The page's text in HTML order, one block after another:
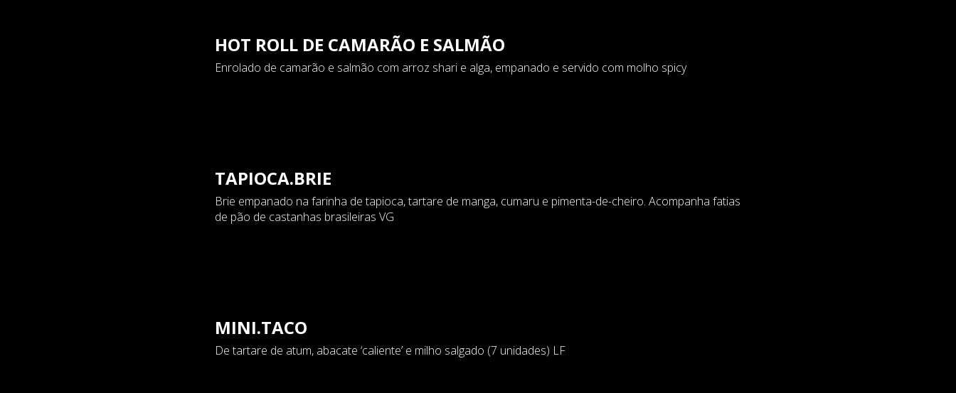
HOT ROLL DE CAMARÃO E SALMÃO
Enrolado de camarão e salmão com arroz shari e alga, empanado e servido com molho spicy
TAPIOCA.BRIE
Brie empanado na farinha de tapioca, tartare de manga, cumaru e pimenta-de-cheiro. Acompanha fatias
de pão de castanhas brasileiras VG
MINI.TACO
De tartare de atum, abacate ‘caliente’ e milho salgado (7 unidades) LF